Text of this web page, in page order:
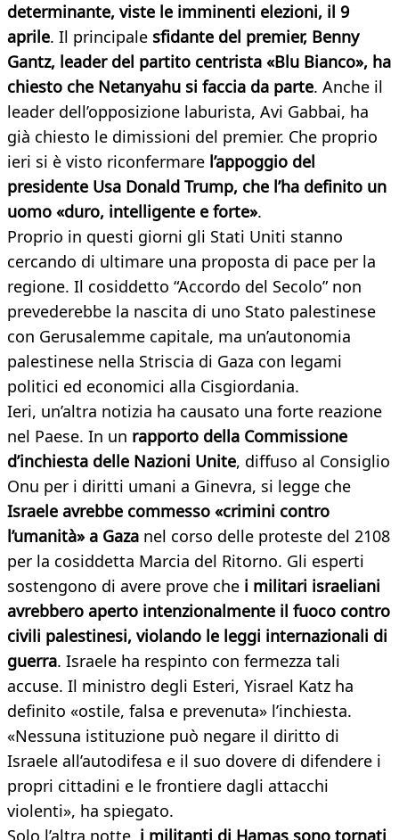
determinante, viste le imminenti elezioni, il 9
aprile. Il principale sfidante del premier, Benny
Gantz, leader del partito centrista «Blu Bianco», ha
chiesto che Netanyahu si faccia da parte. Anche il
leader dell’opposizione laburista, Avi Gabbai, ha
già chiesto le dimissioni del premier. Che proprio
ieri si è visto riconfermare l’appoggio del
presidente Usa Donald Trump, che l’ha definito un
uomo «duro, intelligente e forte».
Proprio in questi giorni gli Stati Uniti stanno
cercando di ultimare una proposta di pace per la
regione. Il cosiddetto “Accordo del Secolo” non
prevederebbe la nascita di uno Stato palestinese
con Gerusalemme capitale, ma un’autonomia
palestinese nella Striscia di Gaza con legami
politici ed economici alla Cisgiordania.
Ieri, un’altra notizia ha causato una forte reazione
nel Paese. In un rapporto della Commissione
d’inchiesta delle Nazioni Unite, diffuso al Consiglio
Onu per i diritti umani a Ginevra, si legge che
Israele avrebbe commesso «crimini contro
l’umanità» a Gaza nel corso delle proteste del 2108
per la cosiddetta Marcia del Ritorno. Gli esperti
sostengono di avere prove che i militari israeliani
avrebbero aperto intenzionalmente il fuoco contro
civili palestinesi, violando le leggi internazionali di
guerra. Israele ha respinto con fermezza tali
accuse. Il ministro degli Esteri, Yisrael Katz ha
definito «ostile, falsa e prevenuta» l’inchiesta.
«Nessuna istituzione può negare il diritto di
Israele all’autodifesa e il suo dovere di difendere i
propri cittadini e le frontiere dagli attacchi
violenti», ha spiegato.
Solo l’altra notte, i militanti di Hamas sono tornati